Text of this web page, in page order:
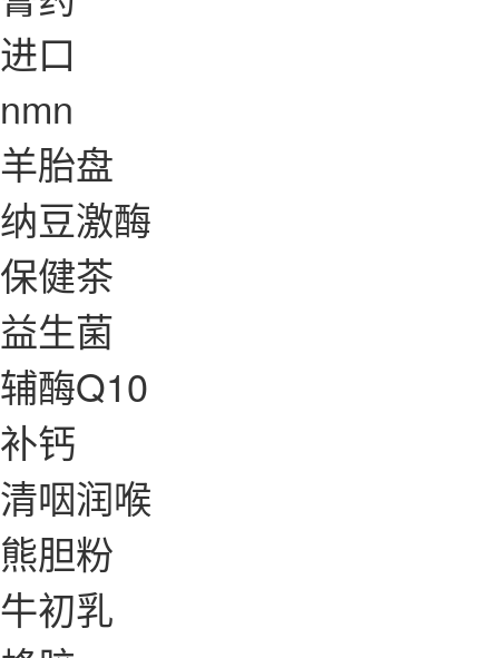
进口
nmn
羊胎盘
纳豆激酶
保健茶
益生菌
辅酶Q10
补钙
清咽润喉
熊胆粉
牛初乳